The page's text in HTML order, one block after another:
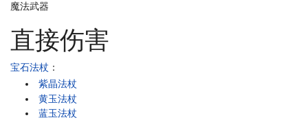
魔法武器
直接伤害
宝石法杖 ：
紫晶法杖
黄玉法杖
蓝玉法杖